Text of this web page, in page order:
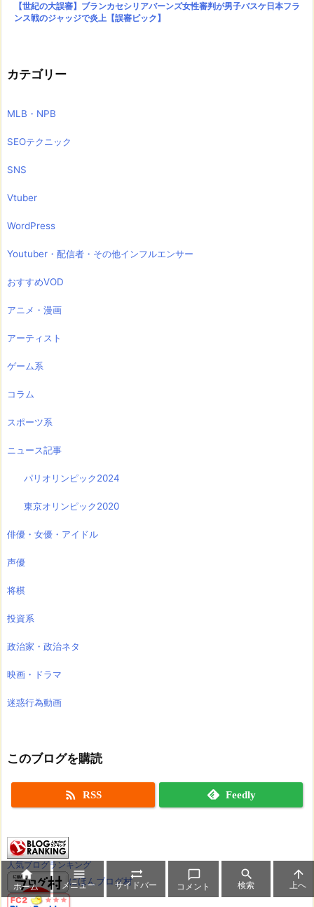
【世紀の大誤審】ブランカセシリアバーンズ女性審判が男子バスケ日本フラ
ンス戦のジャッジで炎上【誤審ピック】
カテゴリー
MLB・NPB
SEOテクニック
SNS
Vtuber
WordPress
Youtuber・配信者・その他インフルエンサー
おすすめVOD
アニメ・漫画
アーティスト
ゲーム系
コラム
スポーツ系
ニュース記事
パリオリンピック2024
東京オリンピック2020
俳優・女優・アイドル
声優
将棋
投資系
政治家・政治ネタ
映画・ドラマ
迷惑行為動画
このブログを購読
 RSS Feedly
人気ブログランキング
にほんブログ村

ホーム

メニュー

サイドバー

コメント

検索

上へ